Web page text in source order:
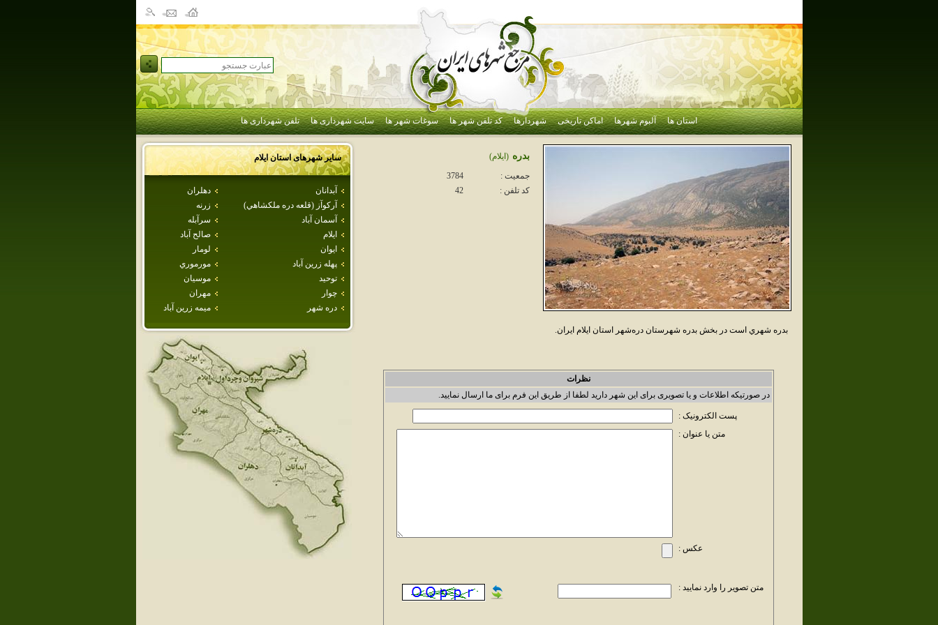
استان ها آلبوم شهرها اماکن تاریخی شهردارها کد تلفن شهر ها سوغات شهر ها سایت شهرداری ها تلفن شهرداری ها
سایر شهرهای استانايلام
آبدانان
دهلران
آركوآز (قلعه دره ملكشاهي)
زرنه
آسمان آباد
سرآبله
ايلام
صالح آباد
ايوان
لومار
پهله زرين آباد
مورموري
توحيد
موسيان
چوار
مهران
دره شهر
ميمه زرين آباد
بدره (ايلام)
جمعیت :
3784
کد تلفن :
42
بدره شهري است در بخش بدره شهرستان دره‌شهر استان ايلام ايران.
نظرات
در صورتیکه اطلاعات و یا تصویری برای این شهر دارید لطفا از طریق این فرم برای ما ارسال نمایید.
پست الکترونیک :
متن یا عنوان :
عکس :
متن تصویر را وارد نمایید :